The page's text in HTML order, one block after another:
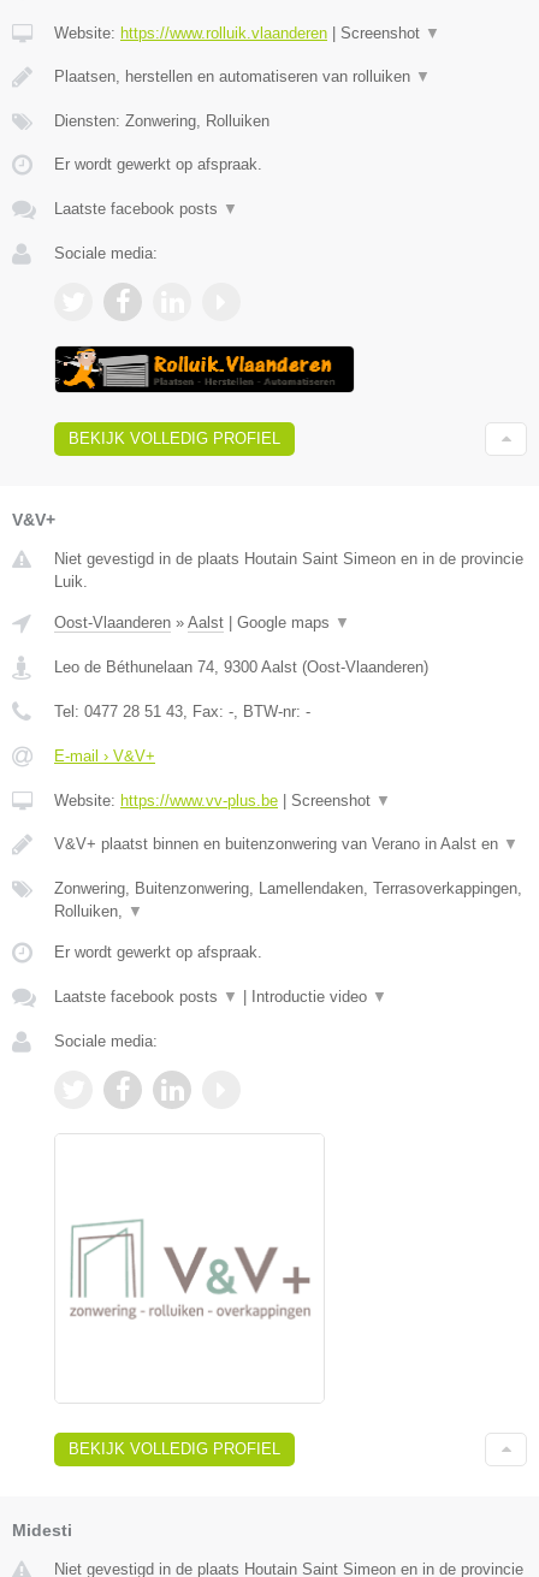
Website: https://www.rolluik.vlaanderen Screenshot ▼
Plaatsen, herstellen en automatiseren van rolluiken ▼
Diensten: Zonwering, Rolluiken
Er wordt gewerkt op afspraak.
Laatste facebook posts ▼
Sociale media:
BEKIJK VOLLEDIG PROFIEL
V&V+
Niet gevestigd in de plaats Houtain Saint Simeon en in de provincie
Luik.
Oost-Vlaanderen » Aalst Google maps ▼
Leo de Béthunelaan 74 9300 Aalst (Oost-Vlaanderen)
Tel: 0477 28 51 43 , Fax: - , BTW-nr: -
E-mail › V&V+
Website: https://www.vv-plus.be Screenshot ▼
V&V+ plaatst binnen en buitenzonwering van Verano in Aalst en ▼
Zonwering, Buitenzonwering, Lamellendaken, Terrasoverkappingen,
Rolluiken,
▼
Er wordt gewerkt op afspraak.
Laatste facebook posts ▼ Introductie video ▼
Sociale media:
BEKIJK VOLLEDIG PROFIEL
Midesti
Niet gevestigd in de plaats Houtain Saint Simeon en in de provincie